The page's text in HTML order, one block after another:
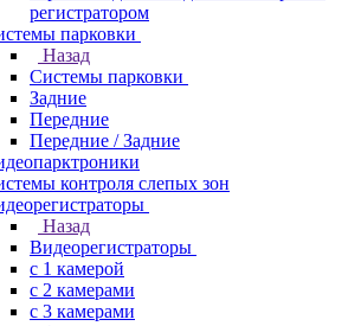
регистратором
парковки
Назад
Системы парковки
Задние
Передние
Передние / Задние
контроля слепых зон
Назад
Видеорегистраторы
с 1 камерой
с 2 камерами
с 3 камерами